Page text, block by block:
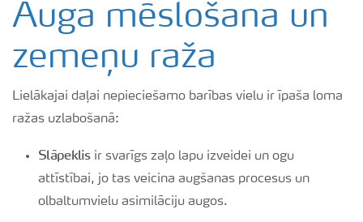
Auga mēslošana un
zemeņu raža
Lielākajai daļai nepieciešamo barības vielu ir īpaša loma
ražas uzlabošanā:
Slāpeklisir svarīgs zaļo lapu izveidei un ogu
attīstībai, jo tas veicina augšanas procesus un
olbaltumvielu asimilāciju augos.